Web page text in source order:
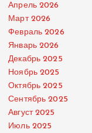
Апрель 2026
Март 2026
Февраль 2026
Январь 2026
Декабрь 2025
Ноябрь 2025
Октябрь 2025
Сентябрь 2025
Август 2025
Июль 2025